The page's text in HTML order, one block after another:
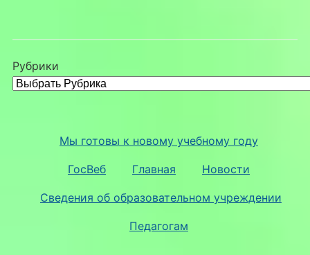
Рубрики
Мы готовы к новому учебному году
ГосВеб Главная Новости
Сведения об образовательном учреждении
Педагогам